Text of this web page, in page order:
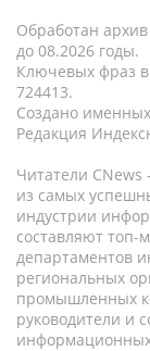
Обработан
до 08.2026 годы.
Ключевых фраз
724413.
Создано
Редакция
Читатели CNews
из самых
индустрии
составляют
департаментов
региональных
промышленных
руководители и
информационных